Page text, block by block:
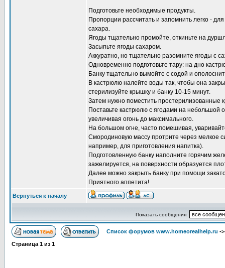
Подготовьте необходимые продукты.
Пропорции рассчитать и запомнить легко -
сахара.
Ягоды тщательно промойте, откиньте на
Засыпьте ягоды сахаром.
Аккуратно, но тщательно разомните ягоды с
Одновременно подготовьте тару: на дно
Банку тщательно вымойте с содой и
В кастрюлю налейте воды так, чтобы она
стерилизуйте крышку и банку 10-15 минут.
Затем нужно поместить простерилизованные
Поставьте кастрюлю с ягодами на небольшой
увеличивая огонь до максимального.
На большом огне, часто помешивая,
Смородиновую массу протрите через мелкое
например, для приготовления напитка).
Подготовленную банку наполните горячим
зажелируется, на поверхности образуется
Далее можно закрыть банку при помощи
Приятного аппетита!
Вернуться к началу
Показать сообщения:
Список форумов www.homeorealhelp.ru -
Страница 1 из 1